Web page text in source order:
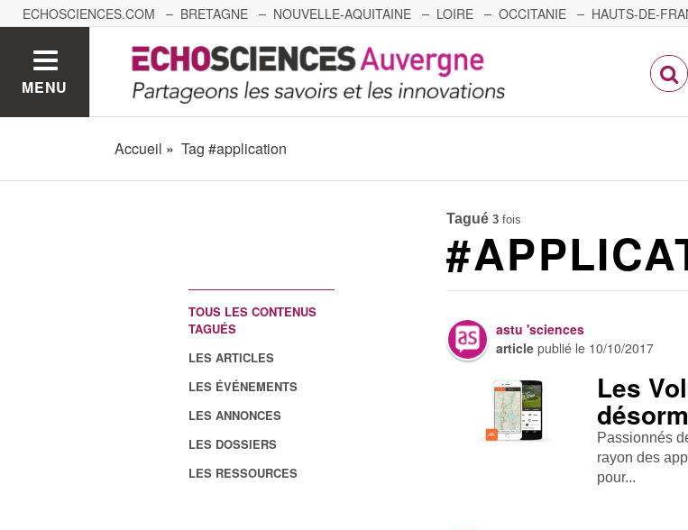
ECHOSCIENCES.COM BRETAGNE NOUVELLE-AQUITAINE LOIRE OCCITANIE HAUTS-DE-
GRENOBLE GRAND EST BOURGOGNE-FRANCHE-COMTÉ
MENU
Accueil Tag #application
TOUS LES CONTENUS
TAGUÉS
LES ARTICLES
LES ÉVÉNEMENTS
LES ANNONCES
LES DOSSIERS
LES RESSOURCES
Tagué 3 fois
astu 'sciences
article publié le 10/10/2017
Les
Passionnés
rayon des
pour...